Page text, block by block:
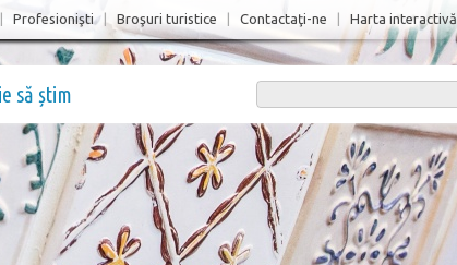
Profesionişti Broşuri turistice Contactaţi-ne Harta interactivă
să știm